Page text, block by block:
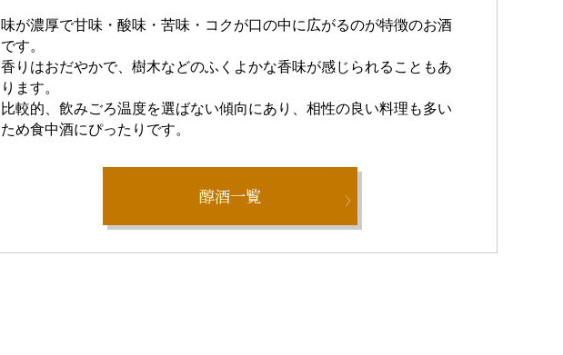
味が濃厚で甘味・酸味・苦味・コクが口の中に広がるのが特徴のお酒
です。
香りはおだやかで、樹木などのふくよかな香味が感じられることもあ
ります。
比較的、飲みごろ温度を選ばない傾向にあり、相性の良い料理も多い
ため食中酒にぴったりです。
醇酒一覧